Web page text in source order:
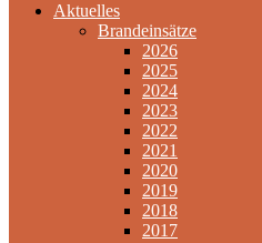
Aktuelles
Brandeinsätze
2026
2025
2024
2023
2022
2021
2020
2019
2018
2017